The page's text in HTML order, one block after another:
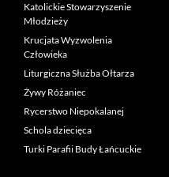
Katolickie Stowarzyszenie
Młodzieży
Krucjata Wyzwolenia
Człowieka
Liturgiczna Służba Ołtarza
Żywy Różaniec
Rycerstwo Niepokalanej
Schola dziecięca
Turki Parafii Budy Łańcuckie